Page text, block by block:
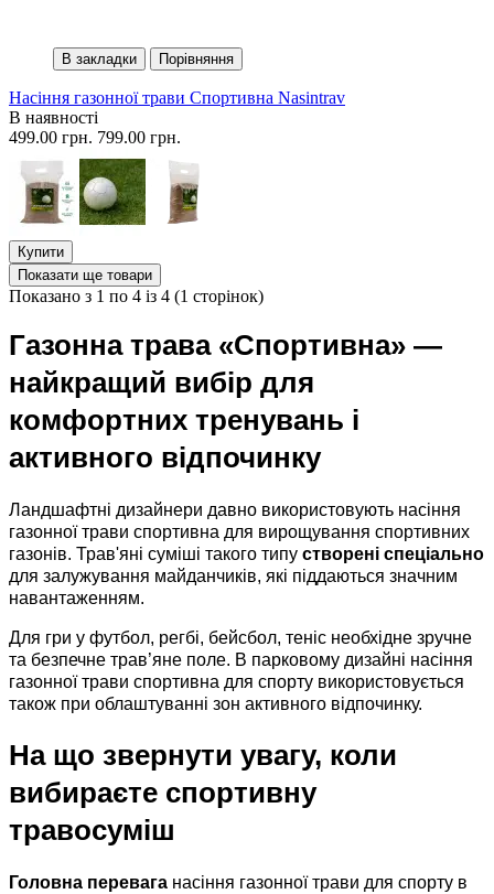
В закладки Порівняння
Насіння газонної трави Спортивна Nasintrav
В наявності
499.00 грн. 799.00 грн.
Купити
Показати ще товари
Показано з 1 по 4 із 4 (1 сторінок)
Газонна трава «Спортивна» —
найкращий вибір для
комфортних тренувань і
активного відпочинку
Ландшафтні дизайнери давно використовують насіння
газонної трави спортивна для вирощування спортивних
газонів. Трав'яні суміші такого типу створені спеціально
для залужування майданчиків, які піддаються значним
навантаженням.
Для гри у футбол, регбі, бейсбол, теніс необхідне зручне
та безпечне трав’яне поле. В парковому дизайні насіння
газонної трави спортивна для спорту використовується
також при облаштуванні зон активного відпочинку.
На що звернути увагу, коли
вибираєте спортивну
травосуміш
Головна перевага насіння газонної трави для спорту в